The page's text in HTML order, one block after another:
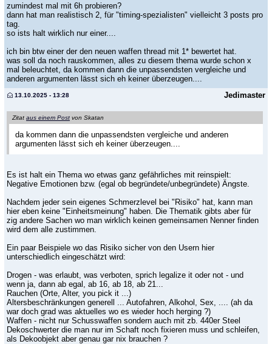
zumindest mal mit 6h probieren?
dann hat man realistisch 2, für "timing-spezialisten" vielleicht 3 posts pro
tag.
so ists halt wirklich nur einer....
ich bin btw einer der den neuen waffen thread mit 1* bewertet hat.
was soll da noch rauskommen, alles zu diesem thema wurde schon x
mal beleuchtet, da kommen dann die unpassendsten vergleiche und
anderen argumenten lässt sich eh keiner überzeugen....
Jedimaster
13.10.2025 - 13:28
Zitat aus einem Post von Skatan
da kommen dann die unpassendsten vergleiche und anderen
argumenten lässt sich eh keiner überzeugen....
Es ist halt ein Thema wo etwas ganz gefährliches mit reinspielt:
Negative Emotionen bzw. (egal ob begründete/unbegründete) Ängste.
Nachdem jeder sein eigenes Schmerzlevel bei "Risiko" hat, kann man
hier eben keine "Einheitsmeinung" haben. Die Thematik gibts aber für
zig andere Sachen wo man wirklich keinen gemeinsamen Nenner finden
wird dem alle zustimmen.
Ein paar Beispiele wo das Risiko sicher von den Usern hier
unterschiedlich eingeschätzt wird:
Drogen - was erlaubt, was verboten, sprich legalize it oder not - und
wenn ja, dann ab egal, ab 16, ab 18, ab 21...
Rauchen (Orte, Alter, you pick it ...)
Altersbeschränkungen generell ... Autofahren, Alkohol, Sex, .... (ah da
war doch grad was aktuelles wo es wieder hoch herging ?)
Waffen - nicht nur Schusswaffen sondern auch mit zb. 440er Steel
Dekoschwerter die man nur im Schaft noch fixieren muss und schleifen,
als Dekoobjekt aber genau gar nix brauchen ?